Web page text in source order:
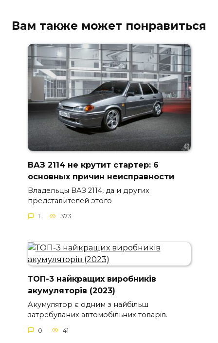
Вам также может понравиться
ВАЗ 2114 не крутит стартер: 6
основных причин неисправности
Владельцы ВАЗ 2114, да и других
представителей этого
1 373
ТОП-3 найкращих виробників
акумуляторів (2023)
Акумулятор є одним з найбільш
затребуваних автомобільних товарів.
0 41